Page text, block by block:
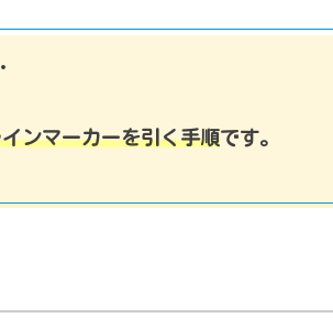
ンマーカーを引く手順です。